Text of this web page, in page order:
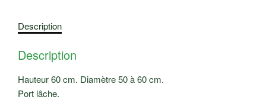
Description
Description
Hauteur 60 cm. Diamètre 50 à 60 cm.
Port lâche.